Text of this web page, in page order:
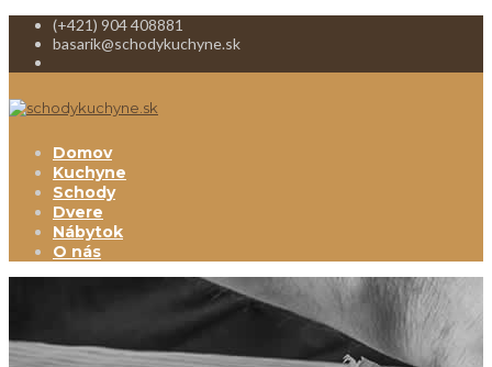
(+421) 904 408881
basarik@schodykuchyne.sk
Domov
Kuchyne
Schody
Dvere
Nábytok
O nás